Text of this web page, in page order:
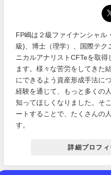
FP嶋は２級ファイナンシャル
級)、博士（理学）、国際テク
ニカルアナリストCFTeを取
ます。様々な苦労をしてきた
にできるよう資産形成手法に
経験を通じて、もっと多くの
知ってほしくなりました。そ
ートすることで、たくさんの
す。
詳細プロフ